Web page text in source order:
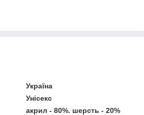
Україна
Унісекс
акрил - 80%. шерсть - 20%